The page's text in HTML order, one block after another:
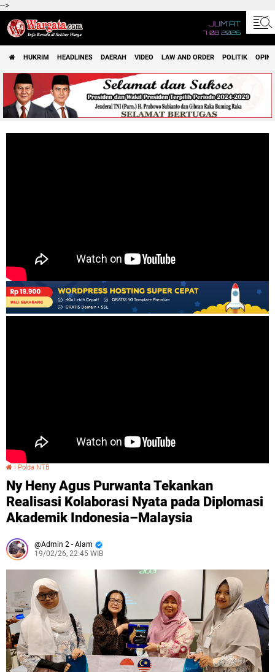
-->
JUM'AT
7 08 2026
HUKRIM HEADLINES DAERAH VIDEO LAW AND ORDER POLITIK OPINI
› Polda NTB
Ny Heny Agus Purwanta Tekankan
Realisasi Kolaborasi Nyata pada Diplomasi
Akademik Indonesia–Malaysia
Admin 2 - Alam
19/02/26, 22:45 WIB